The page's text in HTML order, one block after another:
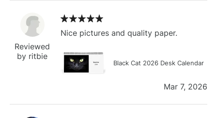
Reviewed
by ritbie
Nice pictures and quality paper.
Black Cat 2026 Desk Calendar
Mar 7, 2026